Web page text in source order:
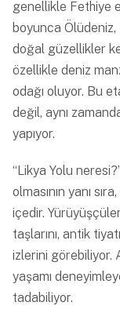
genellikle Fethiye
boyunca
doğal güzellikler
özellikle deniz
odağı oluyor. Bu
değil, aynı
yapıyor.
“Likya Yolu
olmasının yanı
içedir.
taşlarını, antik
izlerini görebiliyor.
yaşamı
tadabiliyor.